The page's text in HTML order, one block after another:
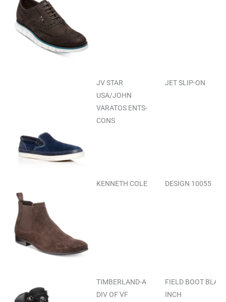
JV STAR
USA/JOHN
VARATOS ENTS-
CONS
JET SLIP-ON
KENNETH COLE DESIGN 10055
TIMBERLAND-A
DIV OF VF
FIELD BOOT
INCH